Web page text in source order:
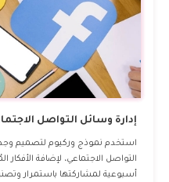
إدارة وسائل التواصل
استخدم نموذج وركيوم لتصميم
التواصل الاجتماعي، لإضافة
أسبوعية لمشاركتها باستمرار